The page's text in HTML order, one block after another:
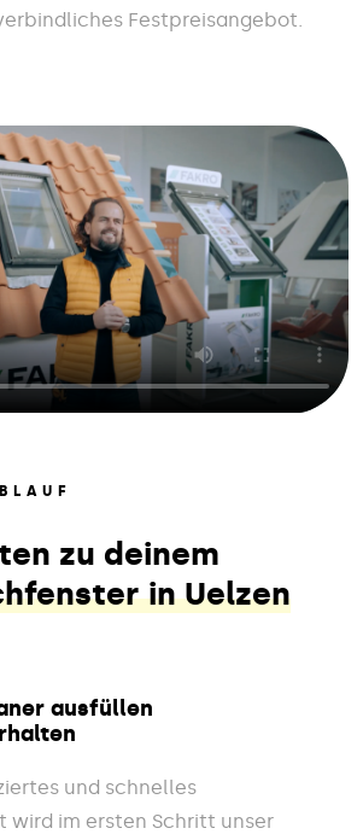
Festpreisangebot.
zu deinem
in Uelzen
ausfüllen
und schnelles
wird im ersten Schritt unser